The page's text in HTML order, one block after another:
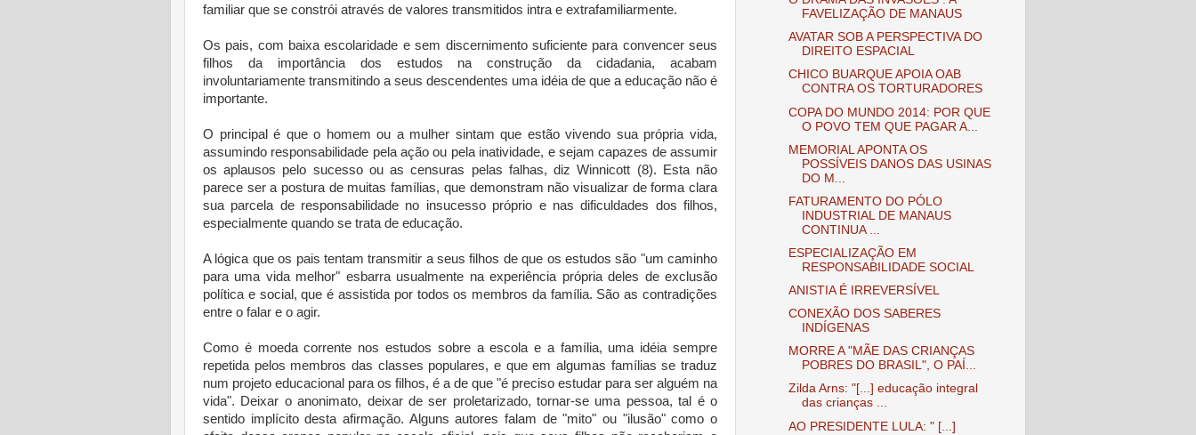
familiar que se constrói através de valores transmitidos intra e extrafamiliarmente.
Os pais, com baixa escolaridade e sem discernimento suficiente para convencer seus
filhos da importância dos estudos na construção da cidadania, acabam
involuntariamente transmitindo a seus descendentes uma idéia de que a educação não é
importante.
O principal é que o homem ou a mulher sintam que estão vivendo sua própria vida,
assumindo responsabilidade pela ação ou pela inatividade, e sejam capazes de assumir
os aplausos pelo sucesso ou as censuras pelas falhas, diz Winnicott (8). Esta não
parece ser a postura de muitas famílias, que demonstram não visualizar de forma clara
sua parcela de responsabilidade no insucesso próprio e nas dificuldades dos filhos,
especialmente quando se trata de educação.
A lógica que os pais tentam transmitir a seus filhos de que os estudos são "um caminho
para uma vida melhor" esbarra usualmente na experiência própria deles de exclusão
política e social, que é assistida por todos os membros da família. São as contradições
entre o falar e o agir.
Como é moeda corrente nos estudos sobre a escola e a família, uma idéia sempre
repetida pelos membros das classes populares, e que em algumas famílias se traduz
num projeto educacional para os filhos, é a de que "é preciso estudar para ser alguém na
vida". Deixar o anonimato, deixar de ser proletarizado, tornar-se uma pessoa, tal é o
sentido implícito desta afirmação. Alguns autores falam de "mito" ou "ilusão" como o
FAVELIZAÇÃO DE MANAUS
AVATAR SOB A PERSPECTIVA DO
DIREITO ESPACIAL
CHICO BUARQUE APOIA OAB
CONTRA OS TORTURADORES
COPA DO MUNDO 2014: POR QUE
O POVO TEM QUE PAGAR A...
MEMORIAL APONTA OS
POSSÍVEIS DANOS DAS USINAS
DO M...
FATURAMENTO DO PÓLO
INDUSTRIAL DE MANAUS
CONTINUA ...
ESPECIALIZAÇÃO EM
RESPONSABILIDADE SOCIAL
ANISTIA É IRREVERSÍVEL
CONEXÃO DOS SABERES
INDÍGENAS
MORRE A "MÃE DAS CRIANÇAS
POBRES DO BRASIL", O PAÍ...
Zilda Arns: "[...] educação integral
das crianças ...
AO PRESIDENTE LULA: " [...]